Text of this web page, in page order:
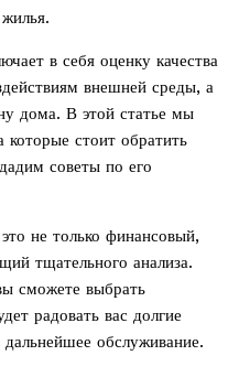
в себя оценку качества
внешней среды, а
дома. В этой статье мы
стоит обратить
советы по его
не только финансовый,
тщательного анализа.
сможете выбрать
радовать вас долгие
обслуживание.